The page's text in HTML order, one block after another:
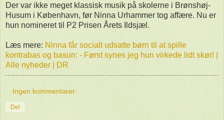
Der var ikke meget klassisk musik på skolerne i Brønshøj-
Husum i København, før Ninna Urhammer tog affære. Nu er
hun nomineret til P2 Prisen Årets Ildsjæl.
Læs mere: Ninna får socialt udsatte børn til at spille
kontrabas og basun: - Først synes jeg hun virkede lidt skør! |
Alle nyheder | DR
Ingen kommentarer:
Del